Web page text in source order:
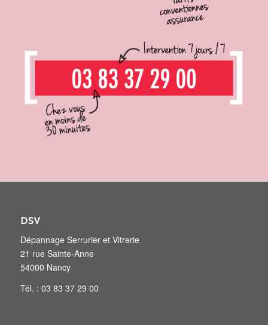
DSV
Dépannage Serrurier et Vitrerie
21 rue Sainte-Anne
54000 Nancy
Tél. : 03 83 37 29 00